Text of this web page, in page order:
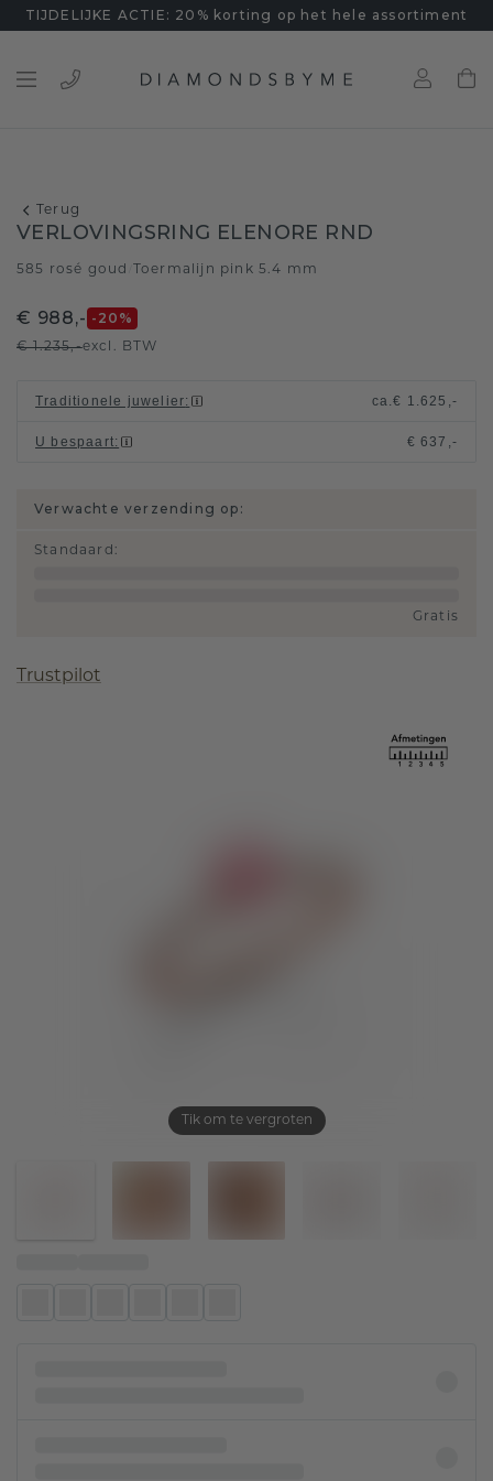
TIJDELIJKE ACTIE: 20% korting op het hele assortiment
Terug
Tik om te vergroten
VERLOVINGSRING ELENORE RND
585 rosé goud Toermalijn pink 5.4 mm
€ 988,- -20 %
€ 1.235,-excl. BTW
Traditionele juwelier: ca.€ 1.625,-
U bespaart: € 637,-
Verwachte verzending op:
Standaard :
Gratis
Trustpilot